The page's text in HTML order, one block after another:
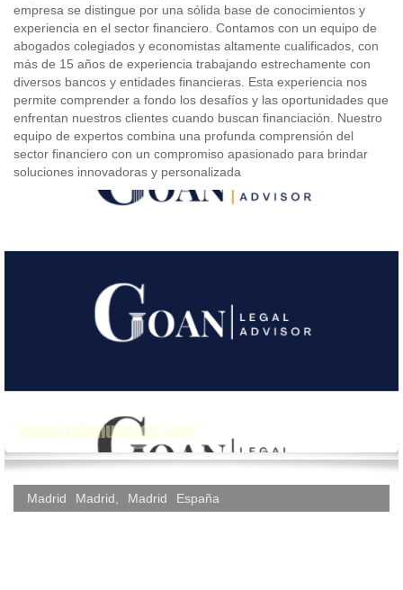
empresa se distingue por una sólida base de conocimientos y
experiencia en el sector financiero. Contamos con un equipo de
abogados colegiados y economistas altamente cualificados, con
más de 15 años de experiencia trabajando estrechamente con
diversos bancos y entidades financieras. Esta experiencia nos
permite comprender a fondo los desafíos y las oportunidades que
enfrentan nuestros clientes cuando buscan financiación. Nuestro
equipo de expertos combina una profunda comprensión del
sector financiero con un compromiso apasionado para brindar
soluciones innovadoras y personalizada
Madrid Madrid Madrid España